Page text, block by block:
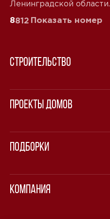
Ленинградской области.
8812 Показать номер
Строительство
Проекты домов
Подборки
Компания